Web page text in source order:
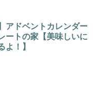
アドベントカレンダー
ートの家【美味しいに
よ！】